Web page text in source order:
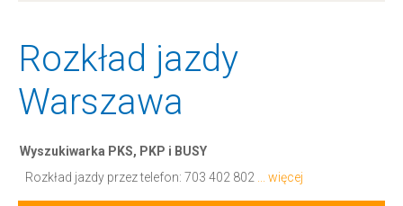
Rozkład jazdy
Warszawa
Wyszukiwarka PKS, PKP i BUSY
Rozkład jazdy przez telefon: 703 402 802 ... więcej